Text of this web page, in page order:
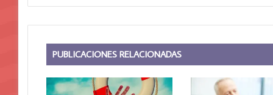
PUBLICACIONES RELACIONADAS